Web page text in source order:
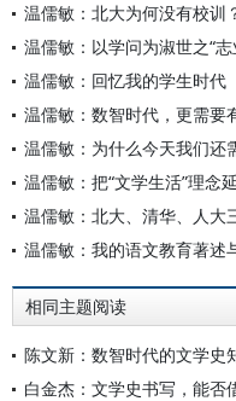
温儒敏：北大为何没有校训
温儒敏：以学问为淑世之“志
温儒敏：回忆我的学生时代
温儒敏：数智时代，更需要
温儒敏：为什么今天我们还
温儒敏：把“文学生活”理念
温儒敏：北大、清华、人大
温儒敏：我的语文教育著述
相同主题阅读
陈文新：数智时代的文学史
白金杰：文学史书写，能否